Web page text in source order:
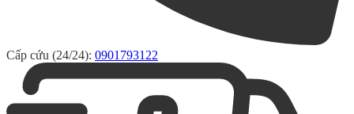
Cấp cứu (24/24): 0901793122